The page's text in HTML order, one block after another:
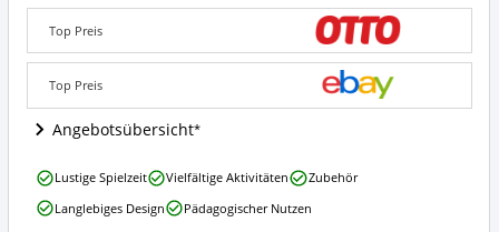
Heartlake
City
Spielplatz
Angebote:
ist
LEGO®
erhältlich?
Top Preis
Top Preis
Angebotsübersicht
LEGO
Friends
41325
Lustige Spielzeit Vielfältige Aktivitäten
Zubehör
Langlebiges Design
Pädagogischer Nutzen